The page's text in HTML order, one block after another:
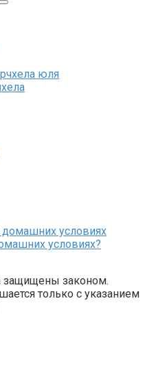
условиях?
защищены законом.
только с указанием